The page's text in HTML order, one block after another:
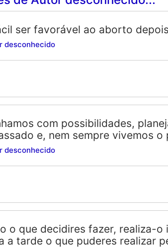
ser favorável ao aborto
desconhecido
com possibilidades,
e, nem sempre vivemos o
desconhecido
o que decidires fazer, realiza-o
a tarde o que puderes realizar